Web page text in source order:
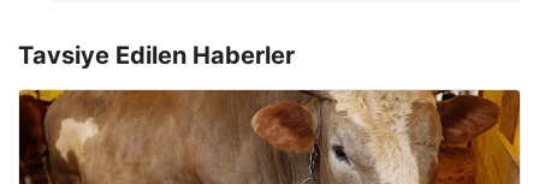
Tavsiye Edilen Haberler